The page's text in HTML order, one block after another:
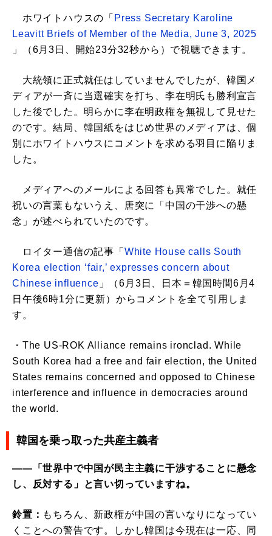
ホワイトハウスの「 Press Secretary Karoline
Leavitt Briefs of Member of the Media, June 3, 2025
」（6月3日、開始23分32秒から）で視聴できます。
大統領に正式就任はしていませんでしたが、韓国メ
ディアが一斉に当選確実を打ち、李在明氏も勝利宣言
した後でした。明らかに李在明政権を無視して見せた
のです。結局、韓国紙をはじめ世界のメディアは、個
別にホワイトハウスにコメントを求める羽目に陥りま
した。
メディアへのメールによる回答も異常でした。就任
祝いの言葉もないうえ、唐突に「中国の干渉への懸
念」が述べられていたのです。
ロイター通信の記事「 White House calls South
Korea election ‘fair,’ expresses concern about
Chinese influence 」（6月3日、日本＝韓国時間6月4
日午後6時1分に更新）からコメントを全て引用しま
す。
・The US-ROK Alliance remains ironclad. While
South Korea had a free and fair election, the United
States remains concerned and opposed to Chinese
interference and influence in democracies around
the world.
韓国を乗っ取った共産主義者
――「世界中で中国が民主主義に干渉することに懸念
し、反対する」と言い切っていますね。
鈴置： もちろん、新政権が中国の言いなりになってい
くことへの警告です。しかし韓国は今現在は一応、同